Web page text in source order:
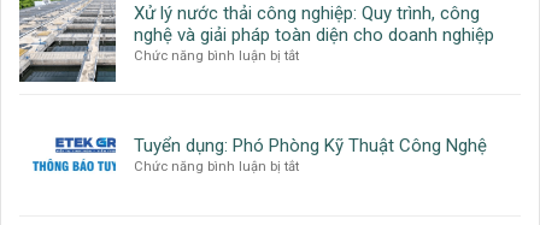
Xử lý nước thải công nghiệp: Quy trình, công
nghệ và giải pháp toàn diện cho doanh nghiệp
Chức năng bình luận bị tắtở
công
Tuyển dụng: Phó Phòng Kỹ Thuật Công Nghệ
Chức năng bình luận bị tắtở